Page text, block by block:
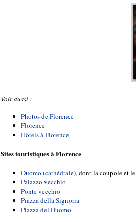
Voir aussi :
Photos de Florence
Florence
Hôtels à Florence
Sites touristiques à Florence
Duomo (cathédrale), dont la coupole et
Palazzo vecchio
Ponte vecchio
Piazza della Signoria
Piazza del Duomo